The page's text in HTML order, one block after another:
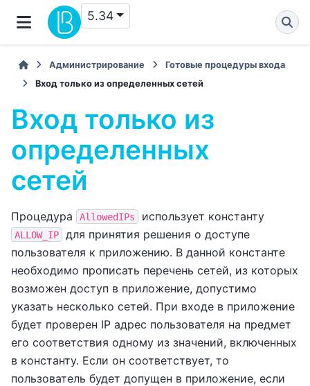
5.34
Администрирование
Готовые процедуры входа
Вход только из определенных сетей
Вход только из
определенных
сетей
Процедура AllowedIPs использует константу
ALLOW_IP
для принятия решения о доступе
пользователя к приложению. В данной константе
необходимо прописать перечень сетей, из которых
возможен доступ в приложение, допустимо
указать несколько сетей. При входе в приложение
будет проверен IP адрес пользователя на предмет
его соответствия одному из значений, включенных
в константу. Если он соответствует, то
пользователь будет допущен в приложение, если